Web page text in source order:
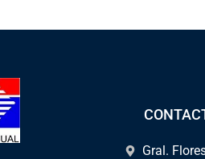
Gral.